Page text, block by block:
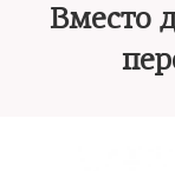
Вместо